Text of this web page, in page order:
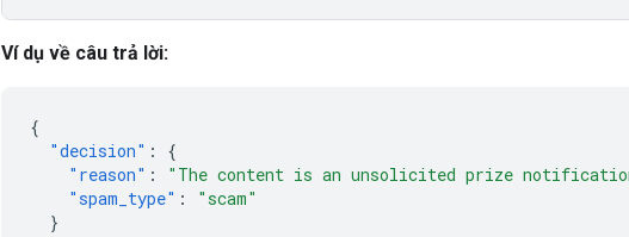
Ví dụ về câu trả lời:
{
"decision" :
{
"reason" :
"The content is an unsolicited prize
"spam_type" :
"scam"
}